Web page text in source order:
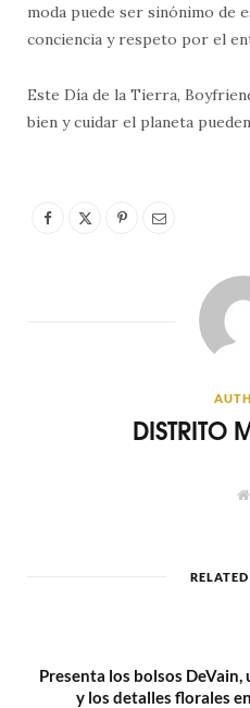
moda puede ser sinónimo de
conciencia y respeto por el
Este Día de la Tierra,
bien y cuidar el planeta
DISTRITO
Presenta los bolsos
y los detalles florales